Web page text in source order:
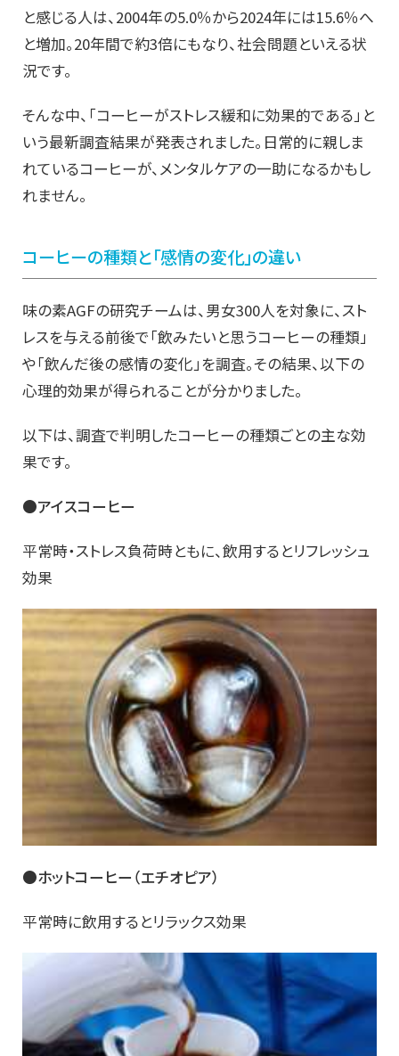
と感じる人は、2004年の5.0％から2024年には15.6％へ
と増加。20年間で約3倍にもなり、社会問題といえる状
況です。
そんな中、「コーヒーがストレス緩和に効果的である」と
いう最新調査結果が発表されました。日常的に親しま
れているコーヒーが、メンタルケアの一助になるかもし
れません。
コーヒーの種類と「感情の変化」の違い
味の素AGFの研究チームは、男女300人を対象に、スト
レスを与える前後で「飲みたいと思うコーヒーの種類」
や「飲んだ後の感情の変化」を調査。その結果、以下の
心理的効果が得られることが分かりました。
以下は、調査で判明したコーヒーの種類ごとの主な効
果です。
●アイスコーヒー
平常時・ストレス負荷時ともに、飲用するとリフレッシュ
効果
●ホットコーヒー（エチオピア）
平常時に飲用するとリラックス効果